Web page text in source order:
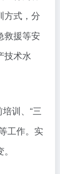
方式，分
救援等安
技术水
训、“三
工作。实